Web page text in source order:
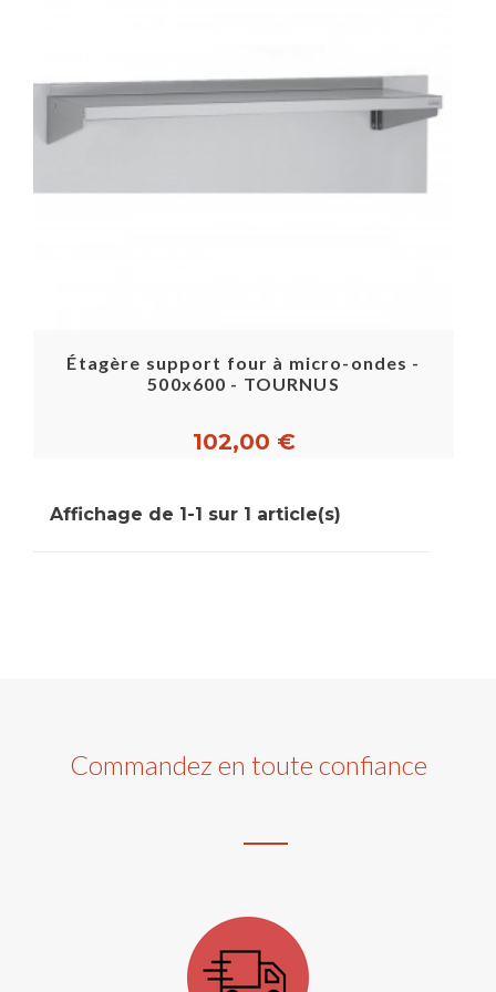
Étagère support four à micro-ondes -
500x600 - TOURNUS
102,00 €
Affichage de 1-1 sur 1 article(s)
Commandez en toute confiance